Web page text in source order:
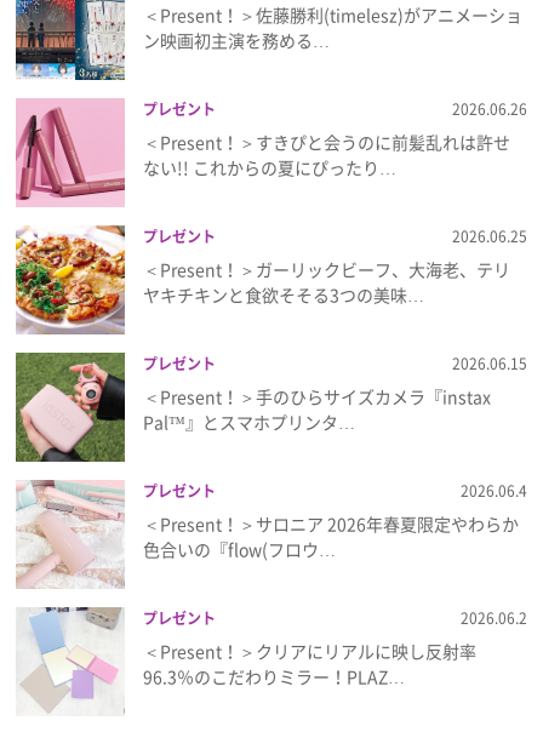
＜Present！＞佐藤勝利(timelesz)がアニメーショ
ン映画初主演を務める…
プレゼント 2026.06.26
＜Present！＞すきぴと会うのに前髪乱れは許せ
ない!! これからの夏にぴったり…
プレゼント 2026.06.25
＜Present！＞ガーリックビーフ、大海老、テリ
ヤキチキンと食欲そそる3つの美味…
プレゼント 2026.06.15
＜Present！＞手のひらサイズカメラ『instax
Pal™』とスマホプリンタ…
プレゼント 2026.06.4
＜Present！＞サロニア 2026年春夏限定やわらか
色合いの『flow(フロウ…
プレゼント 2026.06.2
＜Present！＞クリアにリアルに映し反射率
96.3％のこだわりミラー！PLAZ…